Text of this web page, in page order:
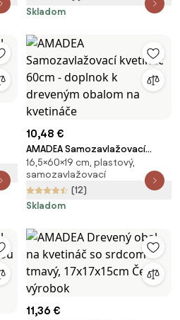
Skladom
10,48 €
AMADEA Samozavlažovací
kvetináč 60cm - doplnok k
dreveným obalom na kvetináče
16,5×60×19 cm, plastový,
samozavlažovací
(12)
Skladom
11,36 €